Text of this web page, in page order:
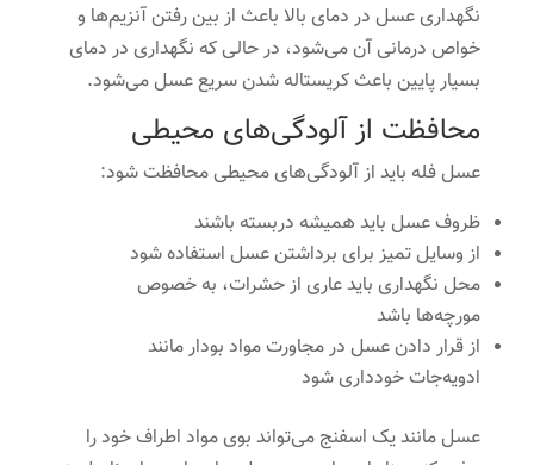
نگهداری عسل در دمای بالا باعث از بین رفتن آنزیم‌ها و
خواص درمانی آن می‌شود، در حالی که نگهداری در دمای
بسیار پایین باعث کریستاله شدن سریع عسل می‌شود.
محافظت از آلودگی‌های محیطی
عسل فله باید از آلودگی‌های محیطی محافظت شود:
ظروف عسل باید همیشه دربسته باشند
از وسایل تمیز برای برداشتن عسل استفاده شود
محل نگهداری باید عاری از حشرات، به خصوص
مورچه‌ها باشد
از قرار دادن عسل در مجاورت مواد بودار مانند
ادویه‌جات خودداری شود
عسل مانند یک اسفنج می‌تواند بوی مواد اطراف خود را